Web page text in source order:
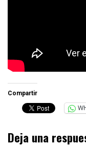
Compartir
Deja una